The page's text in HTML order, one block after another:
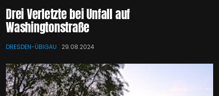
Drei Verletzte bei Unfall auf
Washingtonstraße
DRESDEN-ÜBIGAU 29.08.2024